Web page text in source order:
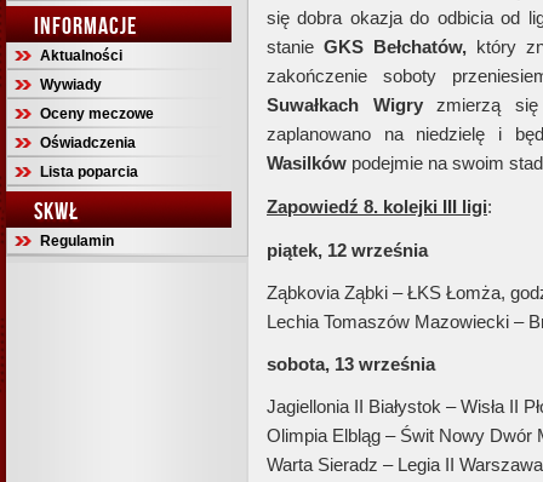
INFORMACJE
Aktualności
Wywiady
Oceny meczowe
Oświadczenia
Lista poparcia
SKWŁ
Regulamin
się dobra okazja do odbicia od
stanie GKS Bełchatów, który
zakończenie soboty
Suwałkach
Wigryzmierzą
zaplanowano na niedzielę i
Wasilków podejmie na swoim
Zapowiedź 8. kolejki III ligi:
piątek, 12 września
Ząbkovia Ząbki – ŁKS Łomża,
Lechia Tomaszów Mazowiecki –
sobota, 13 września
Jagiellonia II Białystok – Wisła II
Olimpia Elbląg – Świt Nowy Dwór
Warta Sieradz – Legia II